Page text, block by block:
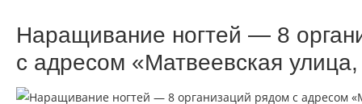
Наращивание ногтей — 8
с адресом «Матвеевская